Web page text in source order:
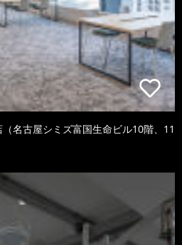
名古屋シミズ富国生命ビル10階、11